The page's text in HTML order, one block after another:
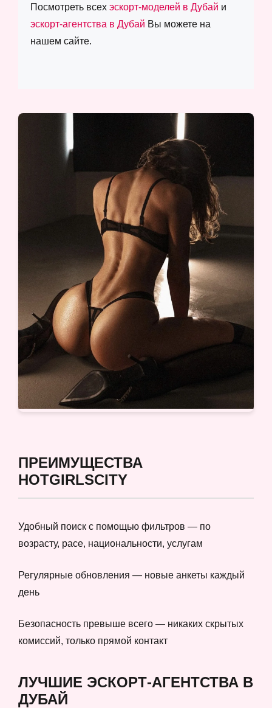
Посмотреть всех эскорт-моделей в Дубай и
эскорт-агентства в Дубай Вы можете на
нашем сайте.
ПРЕИМУЩЕСТВА
HOTGIRLSCITY
Удобный поиск с помощью фильтров — по
возрасту, расе, национальности, услугам
Регулярные обновления — новые анкеты каждый
день
Безопасность превыше всего — никаких скрытых
комиссий, только прямой контакт
ЛУЧШИЕ ЭСКОРТ-АГЕНТСТВА В
ДУБАЙ